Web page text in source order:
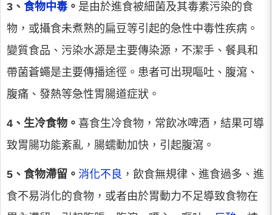
3、 食物中毒 。 是由於進食被細菌及其毒素污染的食
物，或攝食未煮熟的扁豆等引起的急性中毒性疾病。
變質食品、污染水源是主要傳染源，不潔手、餐具和
帶菌蒼蠅是主要傳播途徑。患者可出現嘔吐、腹瀉、
腹痛、發熱等急性胃腸道症狀。
4、生冷食物。 喜食生冷食物，常飲冰啤酒，結果可導
致胃腸功能紊亂，腸蠕動加快，引起腹瀉。
5、食物滯留。 消化不良 ，飲食無規律、進食過多、進
食不易消化的食物，或者由於胃動力不足導致食物在